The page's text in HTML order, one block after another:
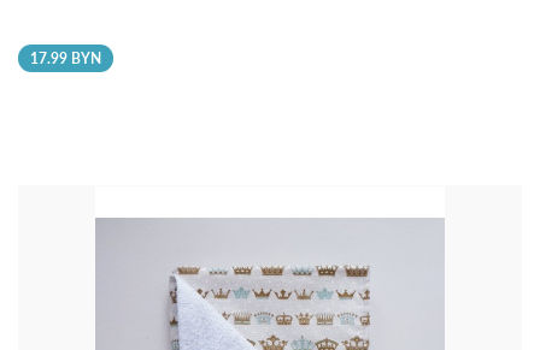
17.99 BYN